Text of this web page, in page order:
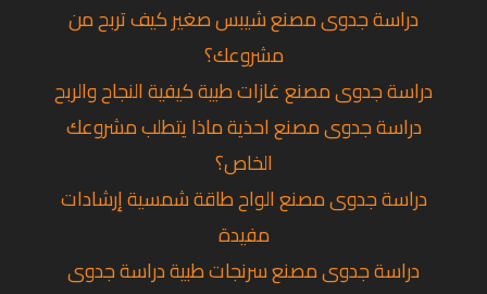
دراسة جدوى مصنع شيبس صغير كيف تربح من
مشروعك؟
دراسة جدوى مصنع غازات طبية كيفية النجاح والربح
دراسة جدوى مصنع احذية ماذا يتطلب مشروعك
الخاص؟
دراسة جدوى مصنع الواح طاقة شمسية إرشادات
مفيدة
دراسة جدوى مصنع سرنجات طبية دراسة جدوى